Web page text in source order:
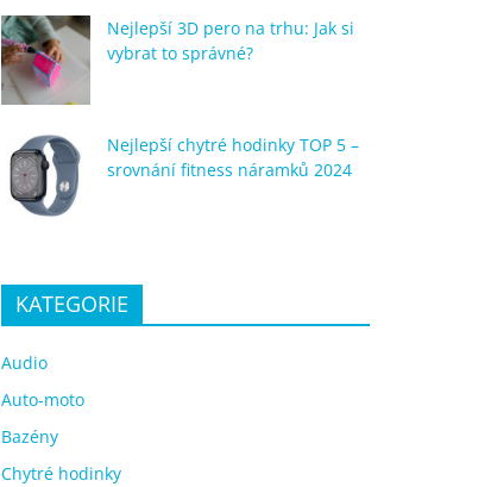
Nejlepší 3D pero na trhu: Jak si
vybrat to správné?
Nejlepší chytré hodinky TOP 5 –
srovnání fitness náramků 2024
KATEGORIE
Audio
Auto-moto
Bazény
Chytré hodinky